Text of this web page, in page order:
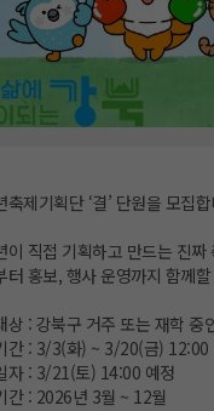
축제기획단 ‘결’ 단원을 모집
이 직접 기획하고 만드는 진짜
터 홍보, 행사 운영까지 함께
상 : 강북구 거주 또는 재학 중
간 : 3/3(화) ~ 3/20(금) 12:00
자 : 3/21(토) 14:00 예정
간 : 2026년 3월 ~ 12월